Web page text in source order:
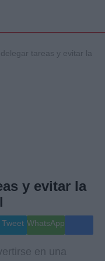
tareas y evitar la
y evitar la
Tweet WhatsApp
en una